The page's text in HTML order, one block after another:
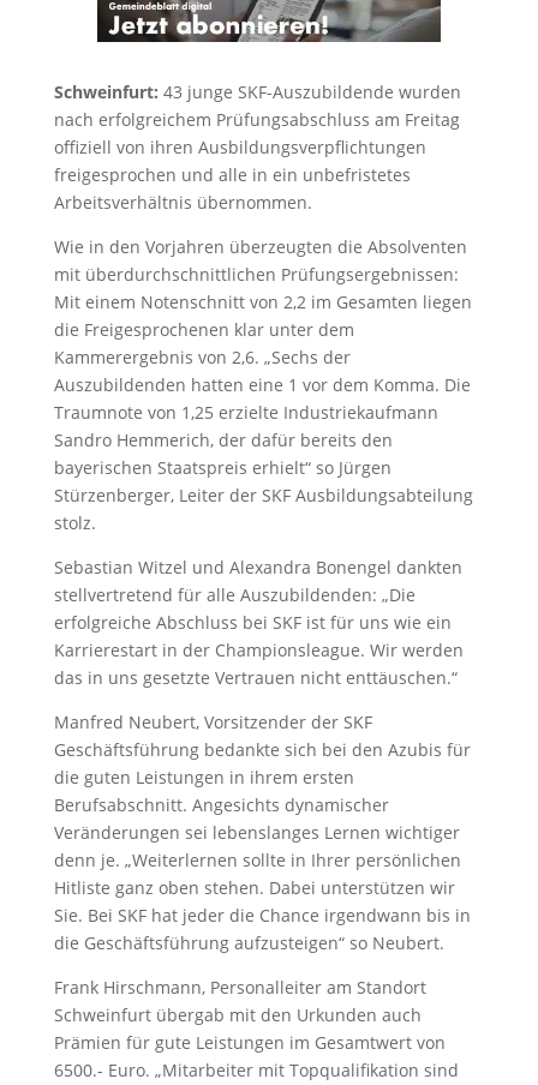
Schweinfurt: 43 junge SKF-Auszubildende wurden
nach erfolgreichem Prüfungsabschluss am Freitag
offiziell von ihren Ausbildungsverpflichtungen
freigesprochen und alle in ein unbefristetes
Arbeitsverhältnis übernommen.
Wie in den Vorjahren überzeugten die Absolventen
mit überdurchschnittlichen Prüfungsergebnissen:
Mit einem Notenschnitt von 2,2 im Gesamten liegen
die Freigesprochenen klar unter dem
Kammerergebnis von 2,6. „Sechs der
Auszubildenden hatten eine 1 vor dem Komma. Die
Traumnote von 1,25 erzielte Industriekaufmann
Sandro Hemmerich, der dafür bereits den
bayerischen Staatspreis erhielt“ so Jürgen
Stürzenberger, Leiter der SKF Ausbildungsabteilung
stolz.
Sebastian Witzel und Alexandra Bonengel dankten
stellvertretend für alle Auszubildenden: „Die
erfolgreiche Abschluss bei SKF ist für uns wie ein
Karrierestart in der Championsleague. Wir werden
das in uns gesetzte Vertrauen nicht enttäuschen.“
Manfred Neubert, Vorsitzender der SKF
Geschäftsführung bedankte sich bei den Azubis für
die guten Leistungen in ihrem ersten
Berufsabschnitt. Angesichts dynamischer
Veränderungen sei lebenslanges Lernen wichtiger
denn je. „Weiterlernen sollte in Ihrer persönlichen
Hitliste ganz oben stehen. Dabei unterstützen wir
Sie. Bei SKF hat jeder die Chance irgendwann bis in
die Geschäftsführung aufzusteigen“ so Neubert.
Frank Hirschmann, Personalleiter am Standort
Schweinfurt übergab mit den Urkunden auch
Prämien für gute Leistungen im Gesamtwert von
6500.- Euro. „Mitarbeiter mit Topqualifikation sind